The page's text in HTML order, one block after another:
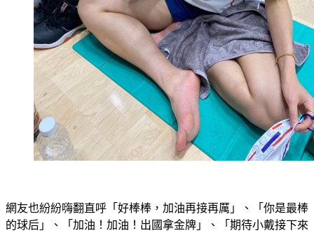
網友也紛紛嗨翻直呼「好棒棒，加油再接再厲」、「你是最棒
的球后」、「加油！加油！出國拿金牌」、「期待小戴接下來